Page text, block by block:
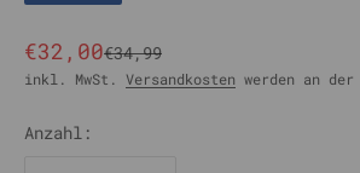
Angebot
€32,00Regulärer Preis
€34,99
inkl. MwSt. Versandkosten werden an der
Anzahl: